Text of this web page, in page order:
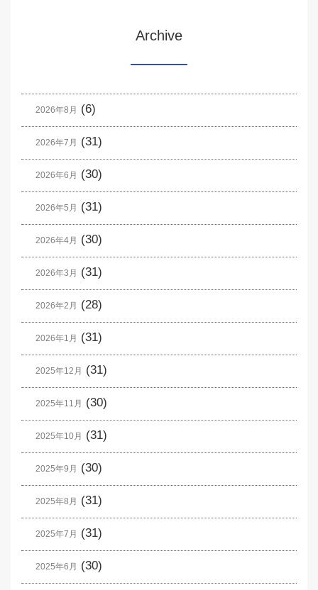
Archive
2026年8月 (6)
2026年7月 (31)
2026年6月 (30)
2026年5月 (31)
2026年4月 (30)
2026年3月 (31)
2026年2月 (28)
2026年1月 (31)
2025年12月 (31)
2025年11月 (30)
2025年10月 (31)
2025年9月 (30)
2025年8月 (31)
2025年7月 (31)
2025年6月 (30)